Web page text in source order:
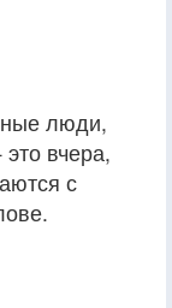
люди,
вчера,
с